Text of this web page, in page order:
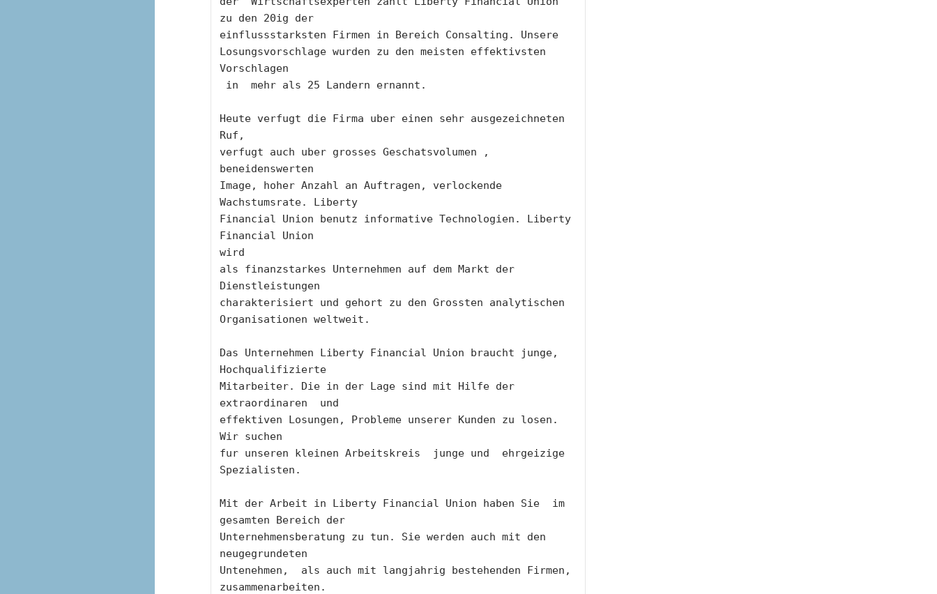
zu den 20ig der
einflussstarksten Firmen in Bereich Consalting. Unsere
Losungsvorschlage wurden zu den meisten effektivsten
Vorschlagen
in  mehr als 25 Landern ernannt.
Heute verfugt die Firma uber einen sehr ausgezeichneten
Ruf,
verfugt auch uber grosses Geschatsvolumen ,
beneidenswerten
Image, hoher Anzahl an Auftragen, verlockende
Wachstumsrate. Liberty
Financial Union benutz informative Technologien. Liberty
Financial Union
wird
als finanzstarkes Unternehmen auf dem Markt der
Dienstleistungen
charakterisiert und gehort zu den Grossten analytischen
Organisationen weltweit.
Das Unternehmen Liberty Financial Union braucht junge,
Hochqualifizierte
Mitarbeiter. Die in der Lage sind mit Hilfe der
extraordinaren  und
effektiven Losungen, Probleme unserer Kunden zu losen.
Wir suchen
fur unseren kleinen Arbeitskreis  junge und  ehrgeizige
Spezialisten.
Mit der Arbeit in Liberty Financial Union haben Sie  im
gesamten Bereich der
Unternehmensberatung zu tun. Sie werden auch mit den
neugegrundeten
Untenehmen,  als auch mit langjahrig bestehenden Firmen,
zusammenarbeiten.